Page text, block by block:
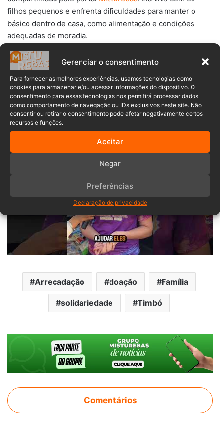
Gerenciar o consentimento
Para fornecer as melhores experiências, usamos tecnologias como
cookies para armazenar e/ou acessar informações do dispositivo. O
consentimento para essas tecnologias nos permitirá processar dados
como comportamento de navegação ou IDs exclusivos neste site. Não
consentir ou retirar o consentimento pode afetar negativamente certos
recursos e funções.
Aceitar
Negar
Preferências
Declaração de privacidade
filhos pequenos e enfrenta dificuldades para manter o
básico dentro de casa, como alimentação e condições
adequadas de moradia.
A iniciativa da Lkids mostra como pequenas ações podem
se transformar em grandes apoios para quem mais
precisa.
Assista a entrevista completa com a Larissa e a entrega
dos alimentos, no vídeo a seguir.
Arrecadação doação Família
solidariedade Timbó
Comentários